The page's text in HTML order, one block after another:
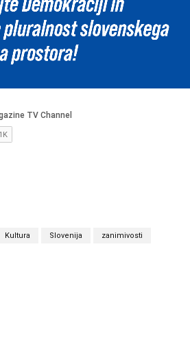
Kultura Slovenija zanimivosti